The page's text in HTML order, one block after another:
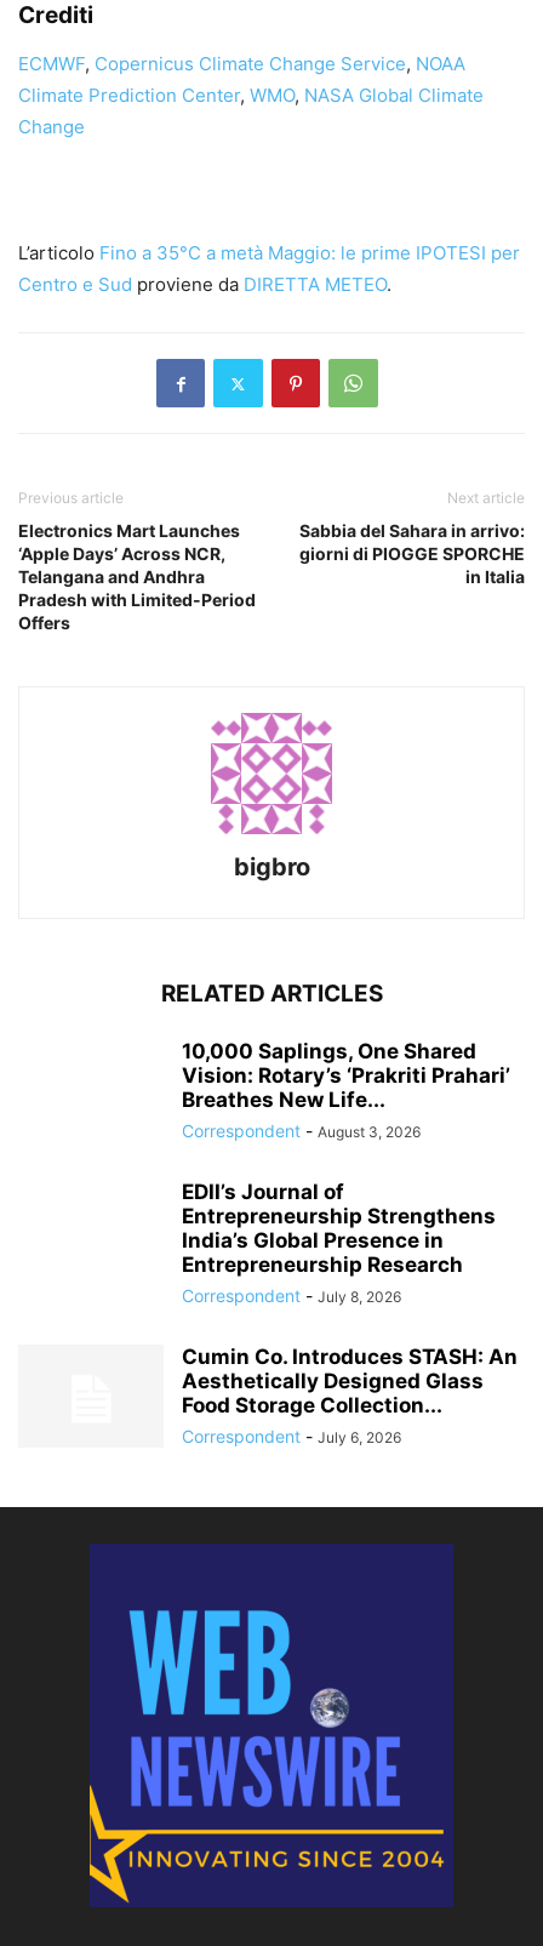
Crediti
ECMWF, Copernicus Climate Change Service, NOAA
Climate Prediction Center, WMO, NASA Global Climate
Change
L’articolo Fino a 35°C a metà Maggio: le prime IPOTESI per
Centro e Sud proviene da DIRETTA METEO.
Previous article
Electronics Mart Launches
‘Apple Days’ Across NCR,
Telangana and Andhra
Pradesh with Limited-Period
Offers
Next article
Sabbia del Sahara in arrivo:
giorni di PIOGGE SPORCHE
in Italia
bigbro
RELATED ARTICLES
10,000 Saplings, One Shared
Vision: Rotary’s ‘Prakriti Prahari’
Breathes New Life...
Correspondent - August 3, 2026
EDII’s Journal of
Entrepreneurship Strengthens
India’s Global Presence in
Entrepreneurship Research
Correspondent - July 8, 2026
Cumin Co. Introduces STASH: An
Aesthetically Designed Glass
Food Storage Collection...
Correspondent - July 6, 2026